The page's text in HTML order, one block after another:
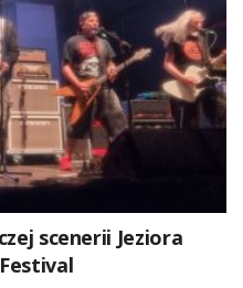
scenerii Jeziora